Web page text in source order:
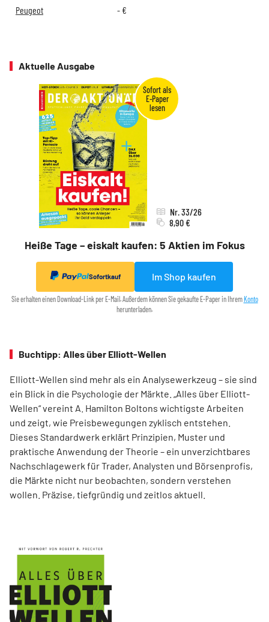
Peugeot -€
Aktuelle Ausgabe
Heiße Tage – eiskalt kaufen: 5 Aktien im Fokus
Nr. 33/26
8,90 €
Sofortkauf Im Shop kaufen
Sie erhalten einen Download-Link per E-Mail. Außerdem können Sie gekaufte E-Paper in IhremKonto
herunterladen.
Buchtipp: Alles über Elliott-Wellen
Elliott-Wellen sind mehr als ein Analysewerkzeug – sie sind
ein Blick in die Psychologie der Märkte. „Alles über Elliott-
Wellen“ vereint A. Hamilton Boltons wichtigste Arbeiten
und zeigt, wie Preisbewegungen zyklisch entstehen.
Dieses Standardwerk erklärt Prinzipien, Muster und
praktische Anwendung der Theorie – ein unverzichtbares
Nachschlagewerk für Trader, Analysten und Börsenprofis,
die Märkte nicht nur beobachten, sondern verstehen
wollen. Präzise, tiefgründig und zeitlos aktuell.